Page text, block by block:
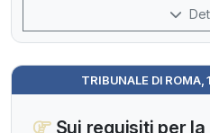
TRIBUNALE DI
Sui requisiti per la